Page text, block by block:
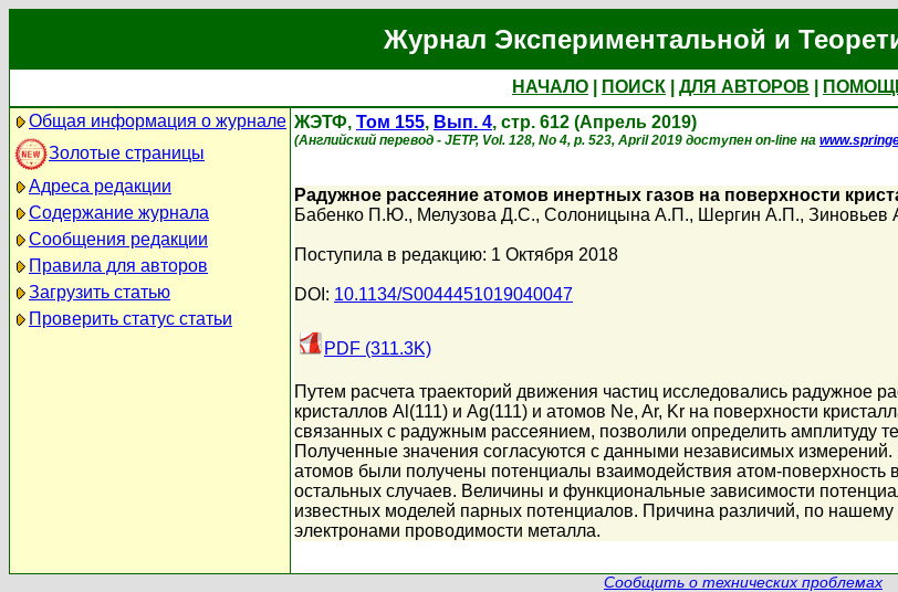
Журнал Экспериментальной и
НАЧАЛО ПОИСК ДЛЯ АВТОРОВ
Общая информация о журнале
Золотые страницы
Адреса редакции
Содержание журнала
Сообщения редакции
Правила для авторов
Загрузить статью
Проверить статус статьи
ЖЭТФ, Том 155, Вып. 4, стр. 612 (Апрель 2019)
(Английский перевод - JETP, Vol. 128, No 4, p. 523, April 2019 доступен on-line на
Радужное рассеяние атомов инертных газов на поверхности
Бабенко П.Ю., Мелузова Д.С., Солоницына А.П., Шергин А.П., Зиновьев
Поступила в редакцию: 1 Октября 2018
DOI: 10.1134/S0044451019040047
PDF (311.3K)
Путем расчета траекторий движения частиц исследовались радужное
кристаллов Al(111) и Ag(111) и атомов Ne, Ar, Kr на поверхности
связанных с радужным рассеянием, позволили определить амплитуду
Полученные значения согласуются с данными независимых
атомов были получены потенциалы взаимодействия атом-поверхность
остальных случаев. Величины и функциональные зависимости
известных моделей парных потенциалов. Причина различий, по
электронами проводимости металла.
Сообщить о технических проблемах